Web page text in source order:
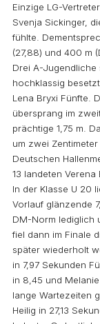
Einzige LG-
Svenja Sickinger,
fühlte.
(27,88) und 400 m
Drei A-
hochklassig
Lena Bryxi Fünfte.
übersprang im
prächtige 1,75 m.
um zwei
Deutschen
13 landeten Verena
In der Klasse U 20
Vorlauf glänzende
DM-Norm lediglich
fiel dann im Finale
später wiederholt
in 7,97 Sekunden
in 8,45 und
lange Wartezeiten
Heilig in 27,13